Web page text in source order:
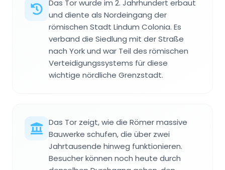
Das Tor wurde im 2. Jahrhundert erbaut
und diente als Nordeingang der
römischen Stadt Lindum Colonia. Es
verband die Siedlung mit der Straße
nach York und war Teil des römischen
Verteidigungssystems für diese
wichtige nördliche Grenzstadt.
Das Tor zeigt, wie die Römer massive
Bauwerke schufen, die über zwei
Jahrtausende hinweg funktionieren.
Besucher können noch heute durch